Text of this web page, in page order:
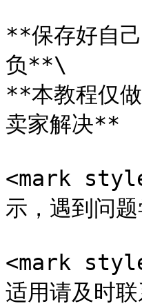
**保存好自
负**\
**本教程仅
卖家解决**
<mark
示，遇到问
<mark
适用请及时